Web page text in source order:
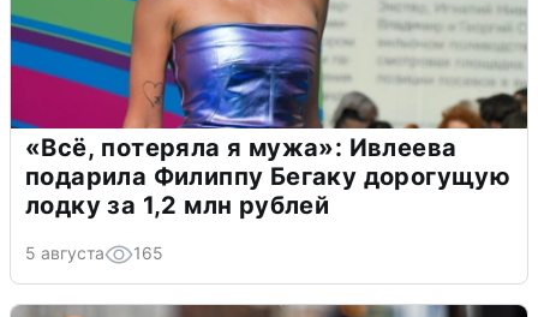
«Всё, потеряла я мужа»: Ивлеева
подарила Филиппу Бегаку дорогущую
лодку за 1,2 млн рублей
5 августа 165